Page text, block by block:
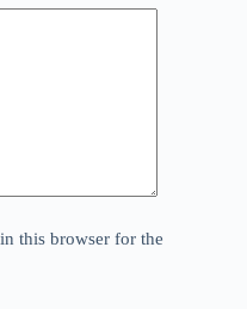
this browser for the